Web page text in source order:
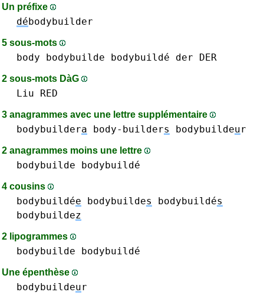
Un préfixe
débodybuilder
5 sous-mots
body bodybuilde bodybuildé der DER
2 sous-mots DàG
Liu RED
3 anagrammes avec une lettre supplémentaire
bodybuildera body-builders bodybuildeur
2 anagrammes moins une lettre
bodybuilde bodybuildé
4 cousins
bodybuildée bodybuildes bodybuildés
bodybuildez
2 lipogrammes
bodybuilde bodybuildé
Une épenthèse
bodybuildeur